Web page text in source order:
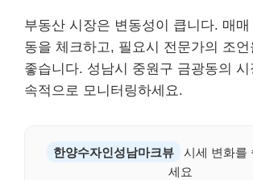
부동산 시장은 변동성이 큽니다. 매
동을 체크하고, 필요시 전문가의 조언
좋습니다. 성남시 중원구 금광동의 시
속적으로 모니터링하세요.
한양수자인성남마크뷰 시세 변화를
세요